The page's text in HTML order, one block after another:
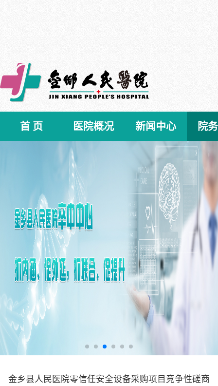
首 页 医院概况 新闻中心 院
金乡县人民医院零信任安全设备采购项目竞争性磋商